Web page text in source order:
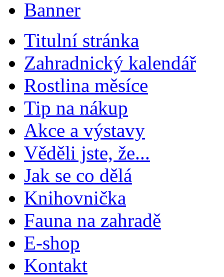
Titulní stránka
Zahradnický kalendář
Rostlina měsíce
Tip na nákup
Akce a výstavy
Věděli jste, že...
Jak se co dělá
Knihovnička
Fauna na zahradě
E-shop
Kontakt